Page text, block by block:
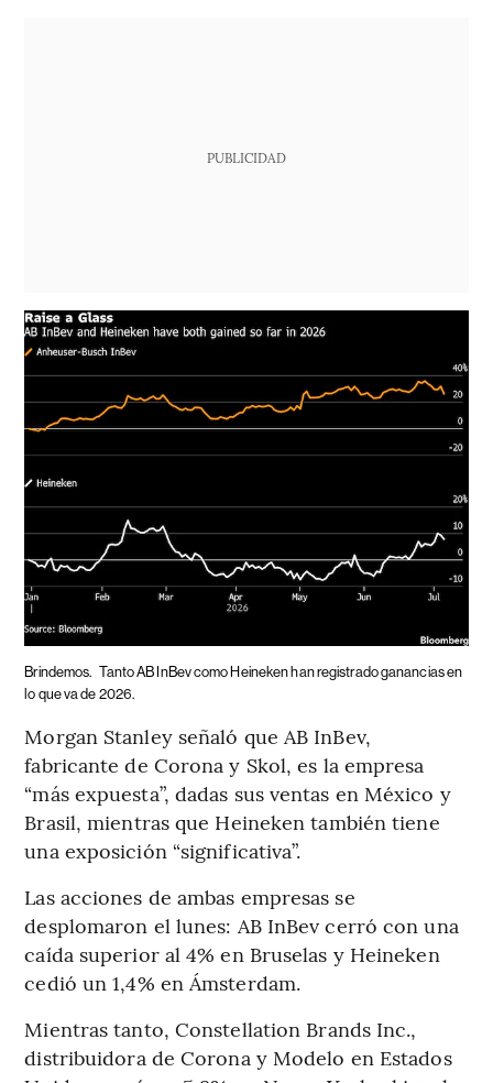
PUBLICIDAD
Brindemos. Tanto AB InBev como Heineken han registrado ganancias en
lo que va de 2026.
Morgan Stanley señaló que AB InBev,
fabricante de Corona y Skol, es la empresa
“más expuesta”, dadas sus ventas en México y
Brasil, mientras que Heineken también tiene
una exposición “significativa”.
Las acciones de ambas empresas se
desplomaron el lunes: AB InBev cerró con una
caída superior al 4% en Bruselas y Heineken
cedió un 1,4% en Ámsterdam.
Mientras tanto, Constellation Brands Inc.,
distribuidora de Corona y Modelo en Estados